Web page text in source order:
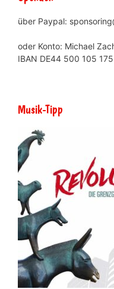
über Paypal:
oder Konto: Michael
IBAN DE44 500 105
Musik-Tipp